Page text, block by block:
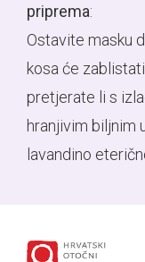
LAVANDA
priprema:
Ostavite masku
kosa će
pretjerate li s
hranjivim biljnim
lavandino